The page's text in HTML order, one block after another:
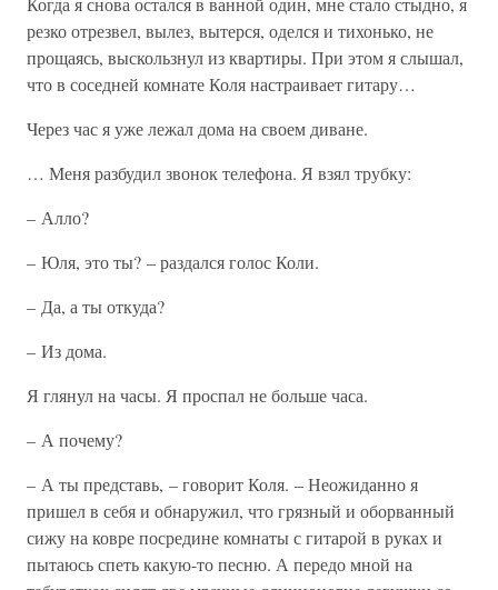
резко отрезвел, вылез, вытерся, оделся и тихонько, не
прощаясь, выскользнул из квартиры. При этом я слышал,
что в соседней комнате Коля настраивает гитару…
Через час я уже лежал дома на своем диване.
… Меня разбудил звонок телефона. Я взял трубку:
– Алло?
– Юля, это ты? – раздался голос Коли.
– Да, а ты откуда?
– Из дома.
Я глянул на часы. Я проспал не больше часа.
– А почему?
– А ты представь, – говорит Коля. – Неожиданно я
пришел в себя и обнаружил, что грязный и оборванный
сижу на ковре посредине комнаты с гитарой в руках и
пытаюсь спеть какую-то песню. А передо мной на